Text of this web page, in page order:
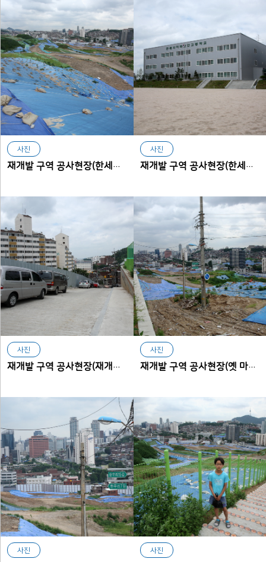
사진
재개발 구역 공사현장(한세사이버보안고등학교에서 본 아현동)
사진
재개발 구역 공사현장(한세사이버보안고등학교, 구 한세전산고등학교)
사진
재개발 구역 공사현장(재개발, 재건축구역 경계지역)
사진
재개발 구역 공사현장(옛 마을버스정류장)
사진 사진